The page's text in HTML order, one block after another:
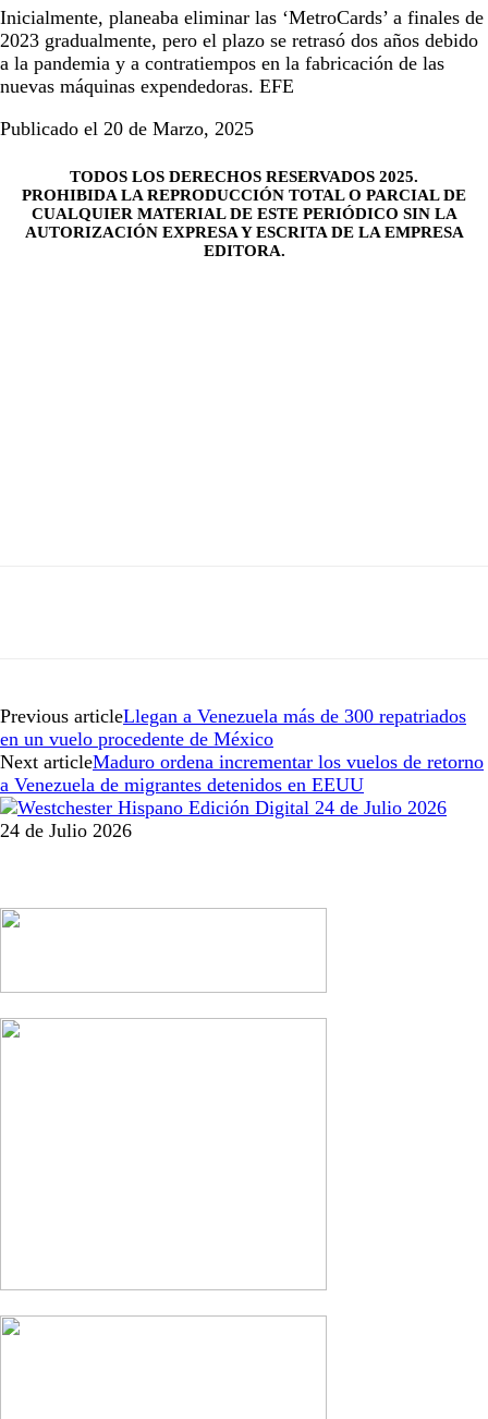
Inicialmente, planeaba eliminar las ‘MetroCards’ a finales de
2023 gradualmente, pero el plazo se retrasó dos años debido
a la pandemia y a contratiempos en la fabricación de las
nuevas máquinas expendedoras. EFE
Publicado el 20 de Marzo, 2025
TODOS LOS DERECHOS RESERVADOS 2025.
PROHIBIDA LA REPRODUCCIÓN TOTAL O PARCIAL DE
CUALQUIER MATERIAL DE ESTE PERIÓDICO SIN LA
AUTORIZACIÓN EXPRESA Y ESCRITA DE LA EMPRESA
EDITORA.
Previous articleLlegan a Venezuela más de 300 repatriados
en un vuelo procedente de México
Next articleMaduro ordena incrementar los vuelos de retorno
a Venezuela de migrantes detenidos en EEUU
24 de Julio 2026